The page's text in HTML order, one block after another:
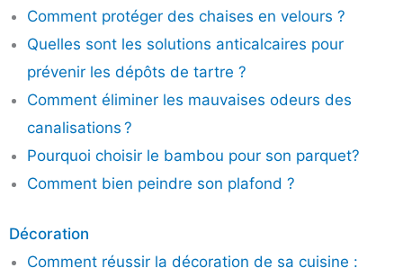
Comment protéger des chaises en velours ?
Quelles sont les solutions anticalcaires pour
prévenir les dépôts de tartre ?
Comment éliminer les mauvaises odeurs des
canalisations ?
Pourquoi choisir le bambou pour son parquet?
Comment bien peindre son plafond ?
Décoration
Comment réussir la décoration de sa cuisine :